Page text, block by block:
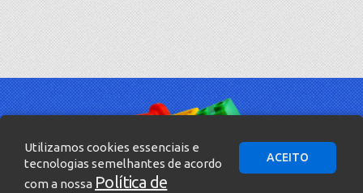
Utilizamos cookies essenciais e
tecnologias semelhantes de acordo
com a nossa Política de
ACEITO